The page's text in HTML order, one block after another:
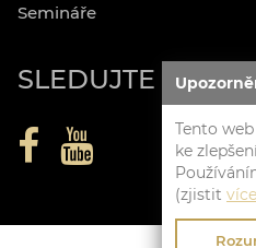
Semináře
SLEDUJTE NÁS
Tento
ke
(zjistit více